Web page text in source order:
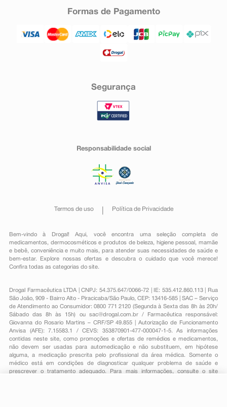
Formas de Pagamento
Segurança
Responsabilidade social
Termos de uso Política de Privacidade
Bem-vindo à Drogal! Aqui, você encontra uma seleção completa de
medicamentos , dermocosméticos e produtos de beleza, higiene pessoal ,mamãe
e bebê, conveniênciae muito mais, para atender suas necessidades de saúde e
bem-estar. Explore nossas ofertas e descubra o cuidado que você merece!
Confira todas as categorias do site.
Drogal Farmacêutica LTDA | CNPJ: 54.375.647/0066-72 | IE: 535.412.860.113 | Rua
São João, 909 - Bairro Alto - Piracicaba/São Paulo, CEP: 13416-585 | SAC – Serviço
de Atendimento ao Consumidor: 0800 771 2120 (Segunda à Sexta das 8h às 20h/
Sábado das 8h às 15h) ou sac@drogal.com.br/ Farmacêutica responsável:
Giovanna do Rosario Martins – CRF/SP 49.855 | Autorização de Funcionamento
Anvisa (AFE): 7.15583.1 / CEVS: 353870901-477-000047-1-5. As informações
contidas neste site, como promoções e ofertas de remédios e medicamentos,
não devem ser usadas para automedicação e não substituem, em hipótese
alguma, a medicação prescrita pelo profissional da área médica. Somente o
médico está em condições de diagnosticar qualquer problema de saúde e
prescrever o tratamento adequado. Para mais informações, consulte o site